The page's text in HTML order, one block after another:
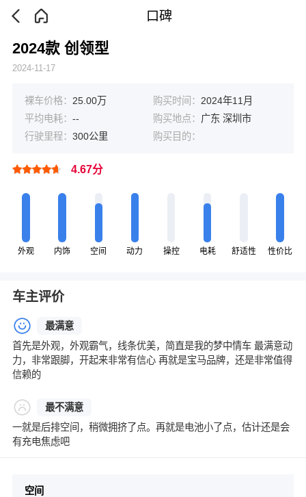
口碑
2024款 创领型
2024-11-17
裸车价格： 25.00万 购买时间： 2024年11月
平均电耗： -- 购买地点： 广东 深圳市
行驶里程： 300公里 购买目的：
4.67分
外观 内饰 空间 动力 操控 电耗 舒适性 性价比
车主评价
最满意
首先是外观，外观霸气，线条优美，简直是我的梦中情车 最满意动
力，非常跟脚，开起来非常有信心 再就是宝马品牌，还是非常值得
信赖的
最不满意
一就是后排空间，稍微拥挤了点。再就是电池小了点，估计还是会
有充电焦虑吧
空间